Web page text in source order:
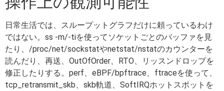
日常生活では、スループットグラフだけに頼っているわけ
ではない。ss -m/-tiを使ってソケットごとのバッファを見
たり、/proc/net/sockstatやnetstat/nstatのカウンターを
読んだり、再送、OutOfOrder、RTO、リッスンドロップを
修正したりする。perf、eBPF/bpftrace、ftraceを使って、
tcp_retransmit_skb、skb軌道、SoftIRQホットスポットを